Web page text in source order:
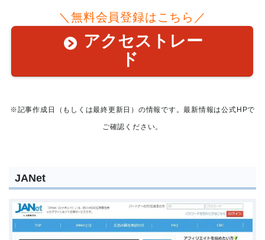
＼無料会員登録はこちら／
アクセストレー
ド
※記事作成日（もしくは最終更新日）の情報です。最新情報は公式HPで
ご確認ください。
JANet